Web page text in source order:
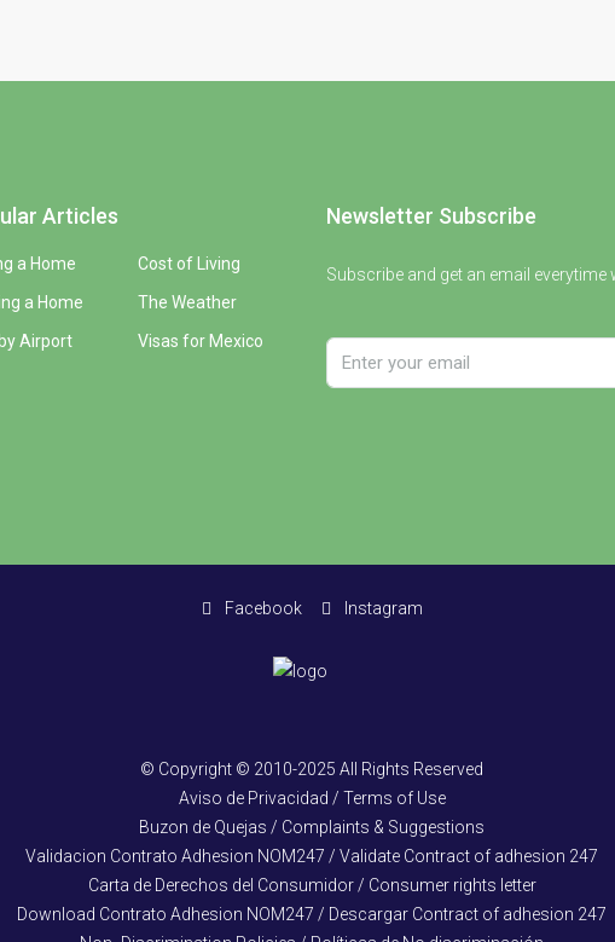
Articles
a Home
a Home
Airport
Cost of Living
The Weather
Visas for Mexico
Newsletter Subscribe
Subscribe and get an email
Facebook Instagram
© Copyright © 2010-2025 All Rights Reserved
Aviso de Privacidad / Terms of Use
Buzon de Quejas / Complaints & Suggestions
Validacion Contrato Adhesion NOM247 / Validate Contract of adhesion 247
Carta de Derechos del Consumidor / Consumer rights letter
Download Contrato Adhesion NOM247 / Descargar Contract of adhesion 247